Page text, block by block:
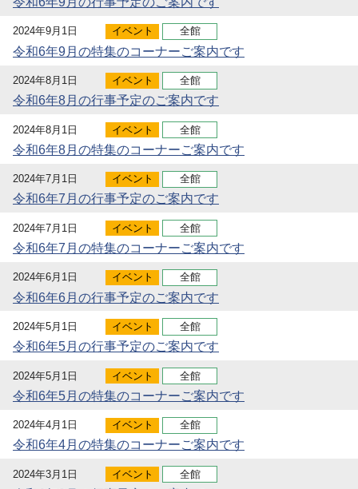
2024年9月1日 イベント 全館
令和6年9月の特集のコーナーご案内です
2024年8月1日 イベント 全館
令和6年8月の行事予定のご案内です
2024年8月1日 イベント 全館
令和6年8月の特集のコーナーご案内です
2024年7月1日 イベント 全館
令和6年7月の行事予定のご案内です
2024年7月1日 イベント 全館
令和6年7月の特集のコーナーご案内です
2024年6月1日 イベント 全館
令和6年6月の行事予定のご案内です
2024年5月1日 イベント 全館
令和6年5月の行事予定のご案内です
2024年5月1日 イベント 全館
令和6年5月の特集のコーナーご案内です
2024年4月1日 イベント 全館
令和6年4月の特集のコーナーご案内です
2024年3月1日 イベント 全館